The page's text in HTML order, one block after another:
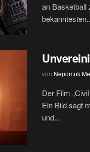
an Basketball
von Nepomuk
Der Film
Ein Bild sagt
und...